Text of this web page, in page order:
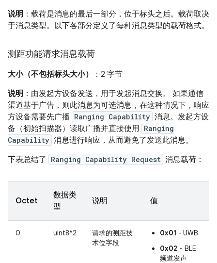
说明 ：载荷是消息的最后一部分，位于标头之后。载荷取决
于消息类型。以下各部分定义了每种消息类型的载荷格式。
测距功能请求消息载荷
大小（不包括标头大小）
：2 字节
说明 ：由发起方设备发送，用于发起消息交换。 如果通信
渠道基于广告，则此消息为可选消息，在这种情况下，响应
方设备需要先广播 Ranging Capability 消息。发起方设
备（初始扫描器）读取广播并直接使用 Ranging
Capability 消息进行响应，从而避免了发送此消息。
下表总结了
Ranging Capability Request 消息载荷：
Octet
数据类
型
说明 值
0 uint8*2
请求的测距技
术位字段
0x01 - UWB
0x02 - BLE
频道发声